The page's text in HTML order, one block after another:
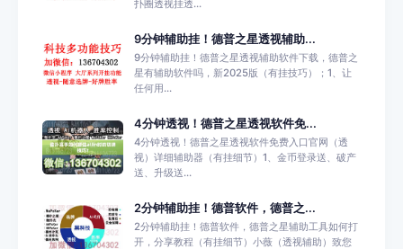
扑圈透视挂透...
9分钟辅助挂！德普之星透视辅助...
9分钟辅助挂！德普之星透视辅助软件下载，德普之
星有辅助软件吗，新2025版（有挂技巧）；1、让
任何用...
4分钟透视！德普之星透视软件免...
4分钟透视！德普之星透视软件免费入口官网（透
视）详细辅助器（有挂细节）1、金币登录送、破产
送、升级送...
2分钟辅助挂！德普软件，德普之...
2分钟辅助挂！德普软件，德普之星辅助工具如何打
开，分享教程（有挂细节）小薇（透视辅助）致您